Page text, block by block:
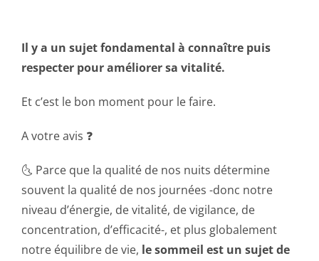
Il y a un sujet fondamental à connaître puis
respecter pour améliorer sa vitalité.
Et c’est le bon moment pour le faire.
A votre avis ❓
🌜 Parce que la qualité de nos nuits détermine
souvent la qualité de nos journées -donc notre
niveau d’énergie, de vitalité, de vigilance, de
concentration, d’efficacité-, et plus globalement
notre équilibre de vie, le sommeil est un sujet de